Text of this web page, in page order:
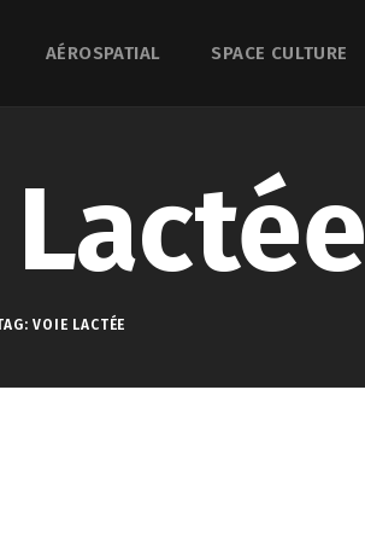
AÉROSPATIAL SPACE CULTURE
VOIE LACTÉE